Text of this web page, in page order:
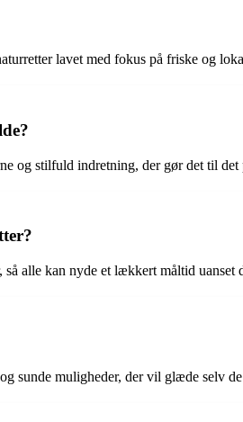
lavet med fokus på friske og
og stilfuld indretning, der gør det til
alle kan nyde et lækkert måltid uanset
sunde muligheder, der vil glæde selv